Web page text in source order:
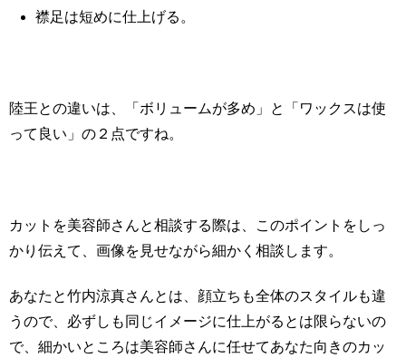
襟足は短めに仕上げる。
陸王との違いは、「ボリュームが多め」と「ワックスは使
って良い」の２点ですね。
カットを美容師さんと相談する際は、このポイントをしっ
かり伝えて、画像を見せながら細かく相談します。
あなたと竹内涼真さんとは、顔立ちも全体のスタイルも違
うので、必ずしも同じイメージに仕上がるとは限らないの
で、細かいところは美容師さんに任せてあなた向きのカッ